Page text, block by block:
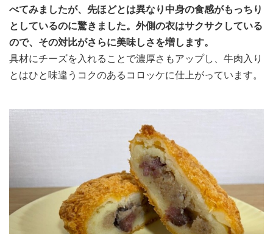
べてみましたが、先ほどとは異なり中身の食感がもっちり
としているのに驚きました。外側の衣はサクサクしている
ので、その対比がさらに美味しさを増します。
具材にチーズを入れることで濃厚さもアップし、牛肉入り
とはひと味違うコクのあるコロッケに仕上がっています。